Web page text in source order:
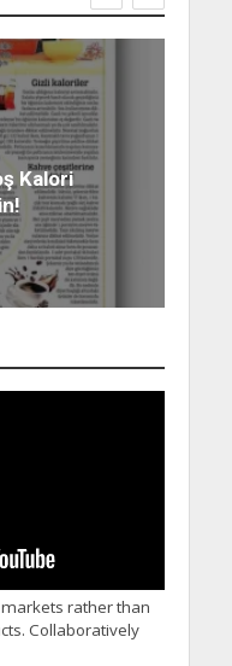
Kalori
rather than
Collaboratively